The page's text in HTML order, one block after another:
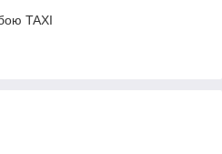
TAXI